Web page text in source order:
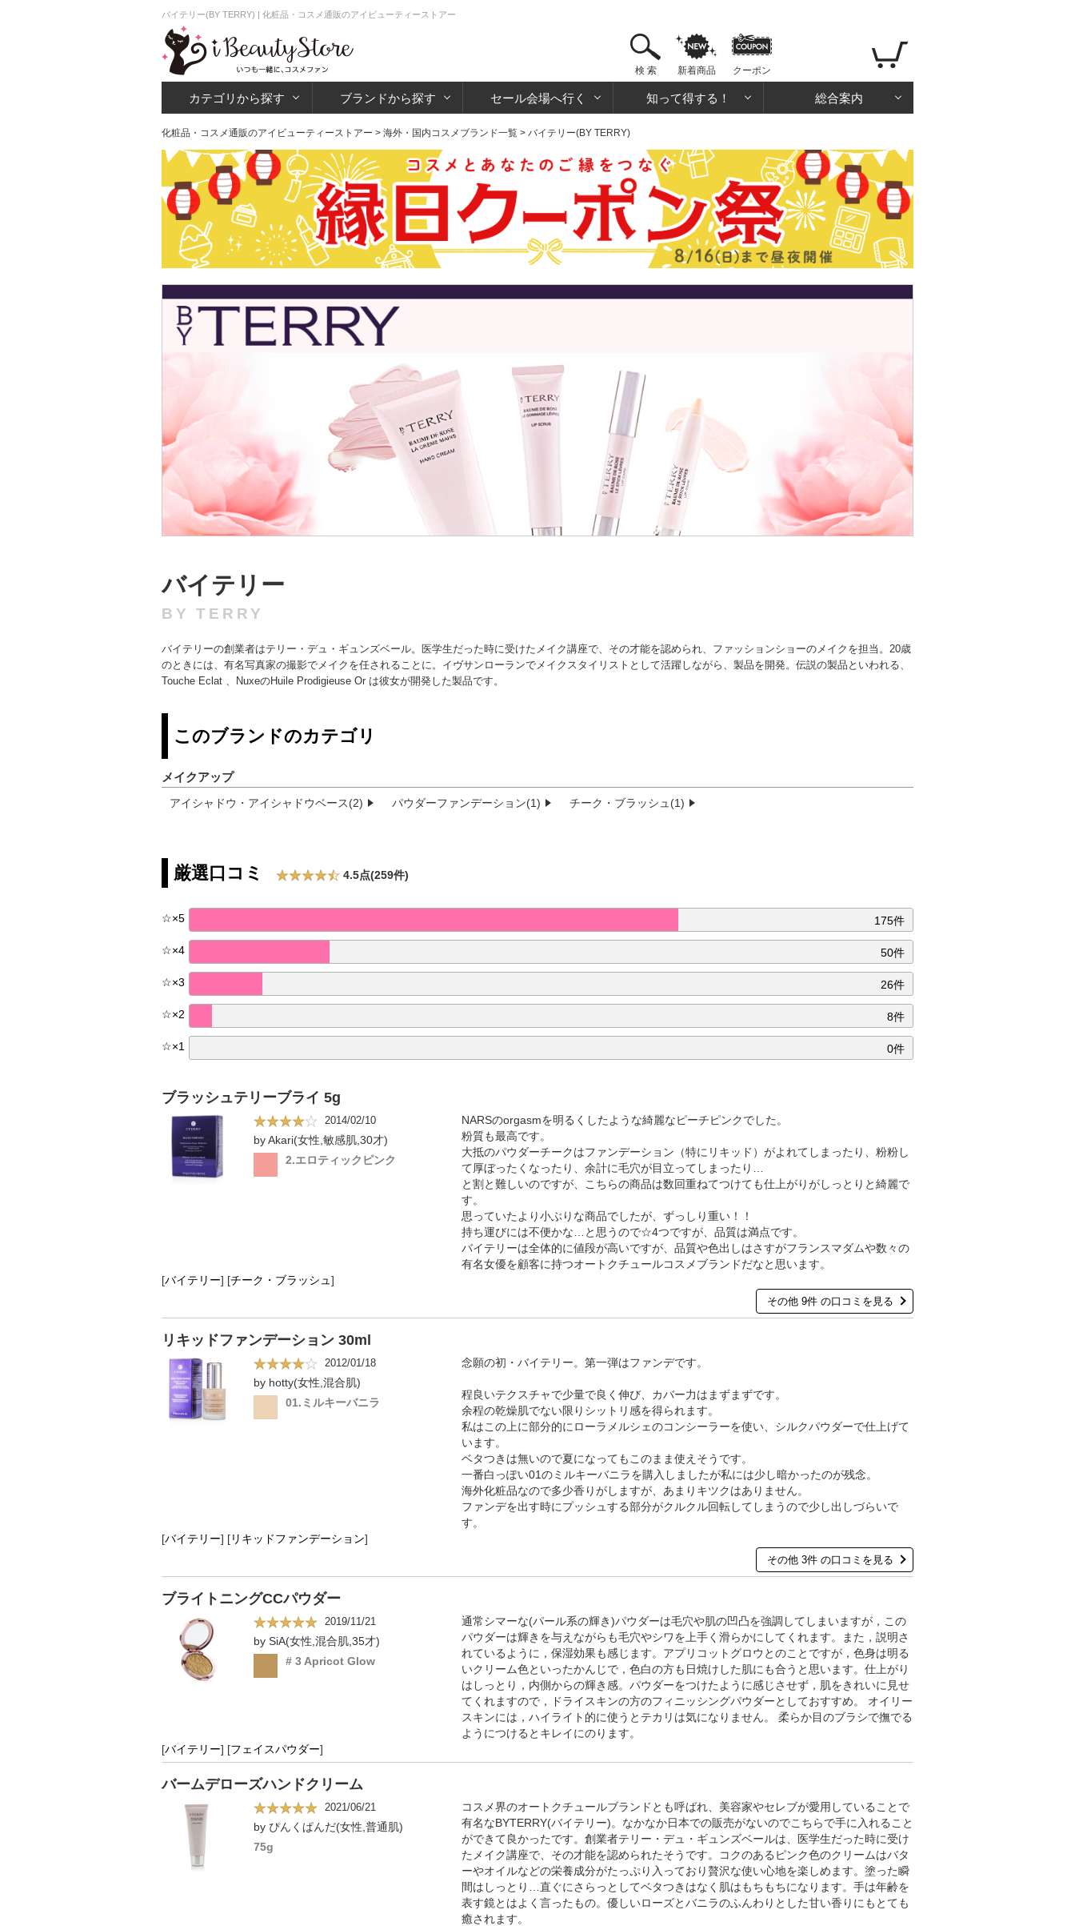
バイテリー(BY TERRY) | 化粧品・コスメ通販のアイビューティーストアー
検 索 新着商品 クーポン
カテゴリから探す ブランドから探す セール会場へ行く 知って得する！ 総合案内
化粧品・コスメ通販のアイビューティーストアー > 海外・国内コスメブランド一覧 > バイテリー(BY TERRY)
バイテリー
BY TERRY
バイテリーの創業者はテリー・デュ・ギュンズベール。医学生だった時に受けたメイク講座で、その才能を認められ、ファッションショーのメイクを担当。20歳
のときには、有名写真家の撮影でメイクを任されることに。イヴサンローランでメイクスタイリストとして活躍しながら、製品を開発。伝説の製品といわれる、
Touche Eclat 、NuxeのHuile Prodigieuse Or は彼女が開発した製品です。
このブランドのカテゴリ
メイクアップ
アイシャドウ・アイシャドウベース(2) パウダーファンデーション(1) チーク・ブラッシュ(1)
厳選口コミ 4.5点(259件)
☆×5 175件
☆×4 50件
☆×3 26件
☆×2 8件
☆×1 0件
ブラッシュテリーブライ 5g
2014/02/10
by Akari(女性,敏感肌,30才)
2.エロティックピンク
NARSのorgasmを明るくしたような綺麗なピーチピンクでした。
粉質も最高です。
大抵のパウダーチークはファンデーション（特にリキッド）がよれてしまったり、粉粉し
て厚ぼったくなったり、余計に毛穴が目立ってしまったり…
と割と難しいのですが、こちらの商品は数回重ねてつけても仕上がりがしっとりと綺麗で
す。
思っていたより小ぶりな商品でしたが、ずっしり重い！！
持ち運びには不便かな…と思うので☆4つですが、品質は満点です。
バイテリーは全体的に値段が高いですが、品質や色出しはさすがフランスマダムや数々の
有名女優を顧客に持つオートクチュールコスメブランドだなと思います。
[バイテリー] [チーク・ブラッシュ ]
その他 9件 の口コミを見る
リキッドファンデーション 30ml
2012/01/18
by hotty(女性,混合肌)
01.ミルキーバニラ
念願の初・バイテリー。第一弾はファンデです。
程良いテクスチャで少量で良く伸び、カバー力はまずまずです。
余程の乾燥肌でない限りシットリ感を得られます。
私はこの上に部分的にローラメルシェのコンシーラーを使い、シルクパウダーで仕上げて
います。
ベタつきは無いので夏になってもこのまま使えそうです。
一番白っぽい01のミルキーバニラを購入しましたが私には少し暗かったのが残念。
海外化粧品なので多少香りがしますが、あまりキツクはありません。
ファンデを出す時にプッシュする部分がクルクル回転してしまうので少し出しづらいで
す。
[バイテリー] [ リキッドファンデーション]
その他 3件 の口コミを見る
ブライトニングCCパウダー
2019/11/21
by SiA(女性,混合肌,35才)
# 3 Apricot Glow
通常シマーな(パール系の輝き)パウダーは毛穴や肌の凹凸を強調してしまいますが，この
パウダーは輝きを与えながらも毛穴やシワを上手く滑らかにしてくれます。また，説明さ
れているように，保湿効果も感じます。アプリコットグロウとのことですが，色身は明る
いクリーム色といったかんじで，色白の方も日焼けした肌にも合うと思います。仕上がり
はしっとり，内側からの輝き感。パウダーをつけたように感じさせず，肌をきれいに見せ
てくれますので，ドライスキンの方のフィニッシングパウダーとしておすすめ。 オイリー
スキンには，ハイライト的に使うとテカリは気になりません。 柔らか目のブラシで撫でる
ようにつけるとキレイにのります。
[バイテリー] [フェイスパウダー]
バームデローズハンドクリーム
2021/06/21
by ぴんくぱんだ(女性,普通肌)
75g
コスメ界のオートクチュールブランドとも呼ばれ、美容家やセレブが愛用していることで
有名なBYTERRY(バイテリー)。なかなか日本での販売がないのでこちらで手に入れること
ができて良かったです。創業者テリー・デュ・ギュンズベールは、医学生だった時に受け
たメイク講座で、その才能を認められたそうです。コクのあるピンク色のクリームはバタ
ーやオイルなどの栄養成分がたっぷり入っており贅沢な使い心地を楽しめます。塗った瞬
間はしっとり…直ぐにさらっとしてベタつきはなく肌はもちもちになります。手は年齢を
表す鏡とはよく言ったもの。優しいローズとバニラのふんわりとした甘い香りにもとても
癒されます。